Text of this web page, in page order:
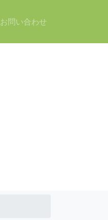
お問い合わせ